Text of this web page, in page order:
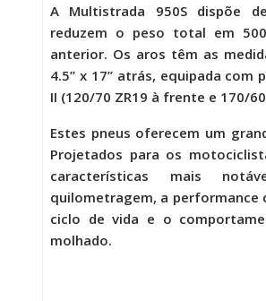
A Multistrada 950Sdispõe de
reduzem o peso total em
anterior. Os aros têm as
4.5” x 17’’ atrás, equipada com
II (120/70 ZR19 à frente e 170/
Estes pneus oferecem um
Projetados para os
características mais
quilometragem, a
ciclo de vida e o
molhado.